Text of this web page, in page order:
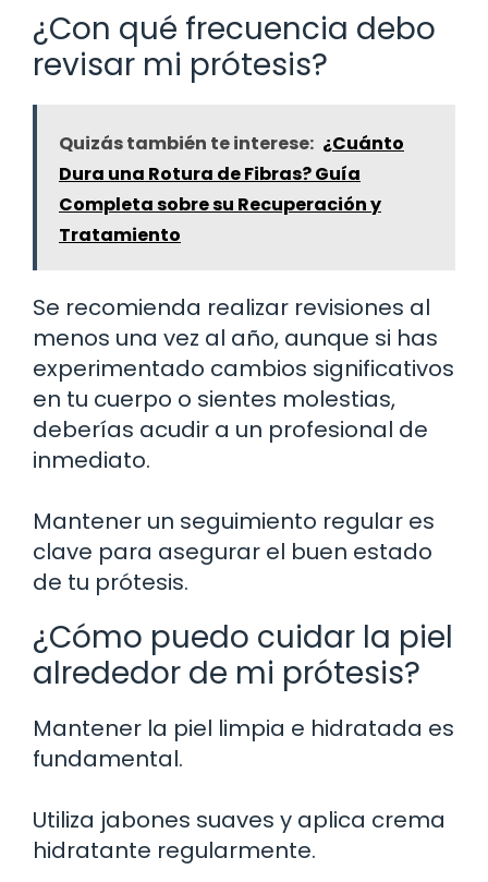
¿Con qué frecuencia debo
revisar mi prótesis?
Quizás también te interese: ¿Cuánto
Dura una Rotura de Fibras? Guía
Completa sobre su Recuperación y
Tratamiento
Se recomienda realizar revisiones al
menos una vez al año, aunque si has
experimentado cambios significativos
en tu cuerpo o sientes molestias,
deberías acudir a un profesional de
inmediato.
Mantener un seguimiento regular es
clave para asegurar el buen estado
de tu prótesis.
¿Cómo puedo cuidar la piel
alrededor de mi prótesis?
Mantener la piel limpia e hidratada es
fundamental.
Utiliza jabones suaves y aplica crema
hidratante regularmente.